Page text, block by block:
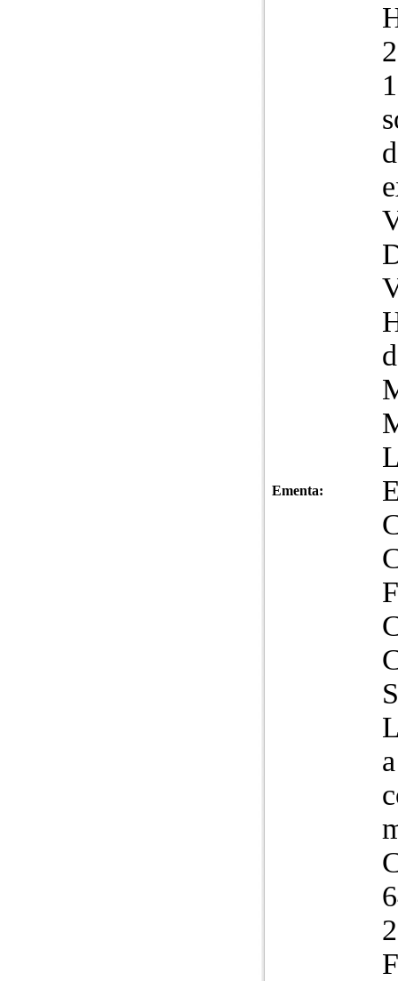
Ementa: